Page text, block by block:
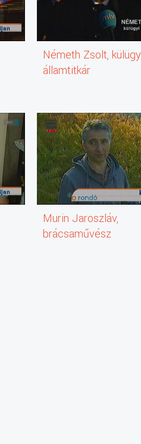
Németh Zsolt,
államtitkár
Murin Jaroszláv,
brácsaművész